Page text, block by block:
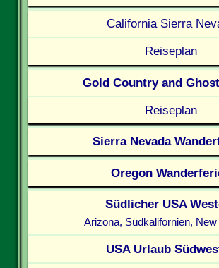
California Sierra
Reiseplan
Gold Country and
Reiseplan
Sierra Nevada
Oregon
Südlicher USA
Arizona, Südkalifornien,
USA Urlaub